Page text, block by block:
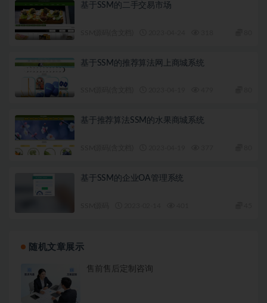
基于SSM的二手交易市场
基于SSM的推荐算法网上商城系统
基于推荐算法SSM的水果商城系统
基于SSM的企业OA管理系统
随机文章展示
售前售后定制咨询